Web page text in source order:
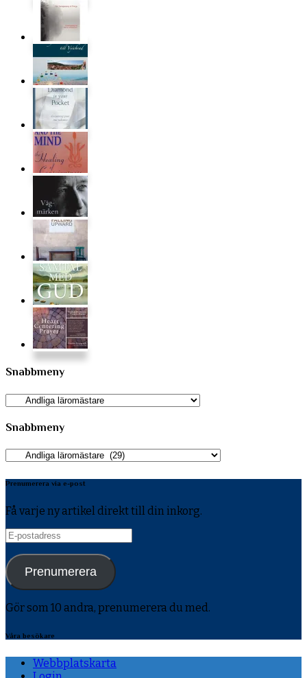
Snabbmeny
Snabbmeny
Snabbmeny
Snabbmeny
Prenumerera via e-post
Få varje ny artikel direkt till din inkorg.
E-
Prenumerera
Gör som 10 andra, prenumerera du med.
Våra besökare
Webbplatskarta